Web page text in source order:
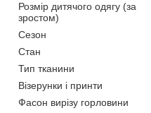
Розмір дитячого одягу (за
зростом)
Сезон
Стан
Тип тканини
Візерунки і принти
Фасон вирізу горловини